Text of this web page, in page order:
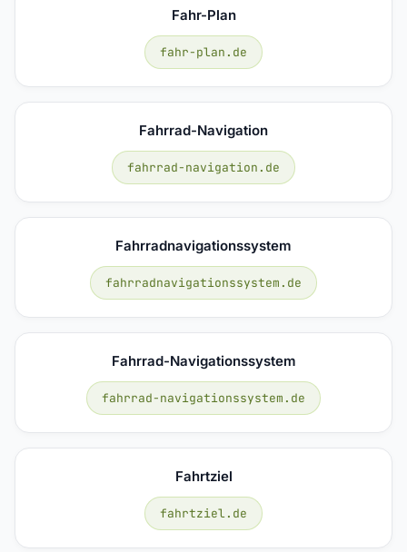
Fahr-Plan
fahr-plan.de
Fahrrad-Navigation
fahrrad-navigation.de
Fahrradnavigationssystem
fahrradnavigationssystem.de
Fahrrad-Navigationssystem
fahrrad-navigationssystem.de
Fahrtziel
fahrtziel.de